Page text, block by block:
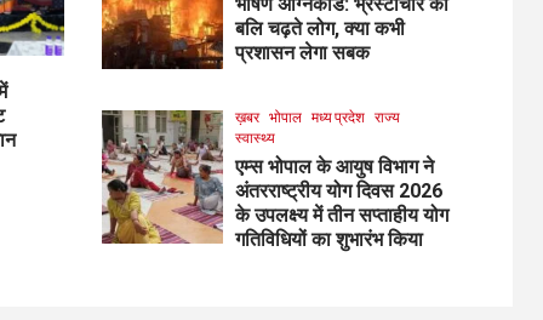
बलि चढ़ते लोग, क्या कभी
प्रशासन लेगा सबक
ख़बर भोपाल मध्य प्रदेश राज्य
स्वास्थ्य
एम्स भोपाल के आयुष विभाग ने
अंतरराष्ट्रीय योग दिवस 2026
के उपलक्ष्य में तीन सप्ताहीय योग
गतिविधियों का शुभारंभ किया